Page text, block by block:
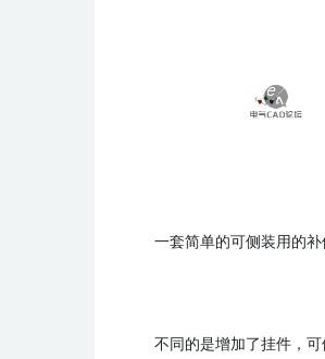
一套简单的可侧装用的
不同的是增加了挂件，可